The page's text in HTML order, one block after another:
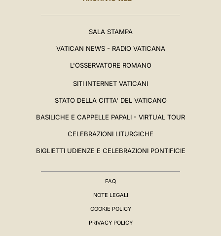
SALA STAMPA
VATICAN NEWS - RADIO VATICANA
L'OSSERVATORE ROMANO
SITI INTERNET VATICANI
STATO DELLA CITTA' DEL VATICANO
BASILICHE E CAPPELLE PAPALI - VIRTUAL TOUR
CELEBRAZIONI LITURGICHE
BIGLIETTI UDIENZE E CELEBRAZIONI PONTIFICIE
FAQ
NOTE LEGALI
COOKIE POLICY
PRIVACY POLICY